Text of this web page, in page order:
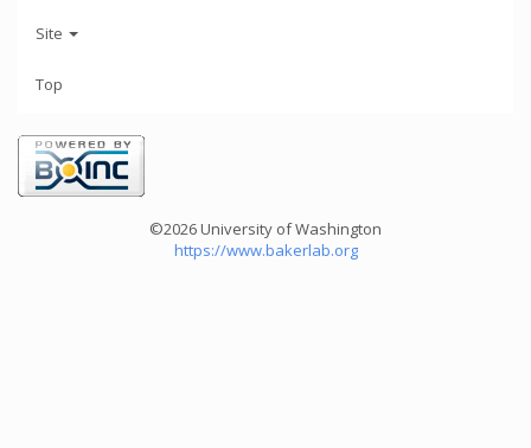
Site
Top
©2026 University of Washington
https://www.bakerlab.org